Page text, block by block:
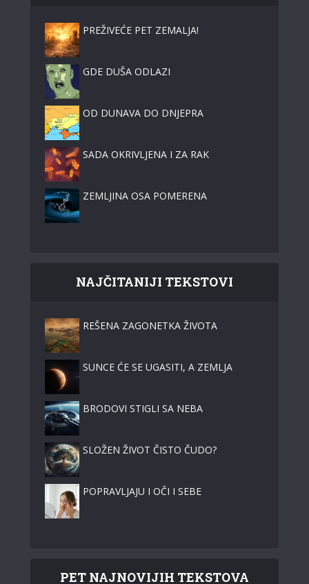
PREŽIVEĆE PET ZEMALJA!
GDE DUŠA ODLAZI
OD DUNAVA DO DNJEPRA
SADA OKRIVLJENA I ZA RAK
ZEMLJINA OSA POMERENA
NAJČITANIJI TEKSTOVI
REŠENA ZAGONETKA ŽIVOTA
SUNCE ĆE SE UGASITI, A ZEMLJA
BRODOVI STIGLI SA NEBA
SLOŽEN ŽIVOT ČISTO ČUDO?
POPRAVLJAJU I OČI I SEBE
PET NAJNOVIJIH TEKSTOVA